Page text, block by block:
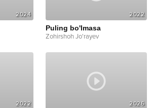
2024 2022
Puling bo'lmasa
Zohirshoh Jo'rayev
2022 2026